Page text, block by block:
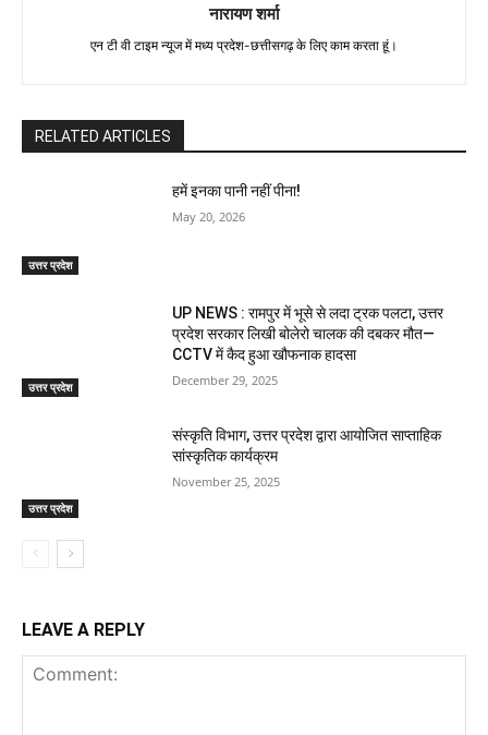
नारायण शर्मा
एन टी वी टाइम न्यूज में मध्य प्रदेश-छत्तीसगढ़ के लिए काम करता हूं।
RELATED ARTICLES
उत्तर प्रदेश
हमें इनका पानी नहीं पीना!
May 20, 2026
उत्तर प्रदेश
UP NEWS : रामपुर में भूसे से लदा ट्रक पलटा, उत्तर
प्रदेश सरकार लिखी बोलेरो चालक की दबकर मौत—
CCTV में कैद हुआ खौफनाक हादसा
December 29, 2025
उत्तर प्रदेश
संस्कृति विभाग, उत्तर प्रदेश द्वारा आयोजित साप्ताहिक
सांस्कृतिक कार्यक्रम
November 25, 2025
LEAVE A REPLY